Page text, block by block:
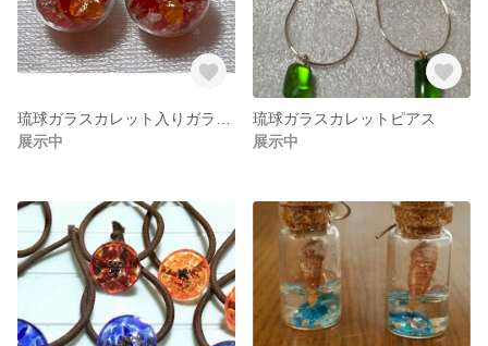
展示中
琉球ガラスカレットピアス
展示中